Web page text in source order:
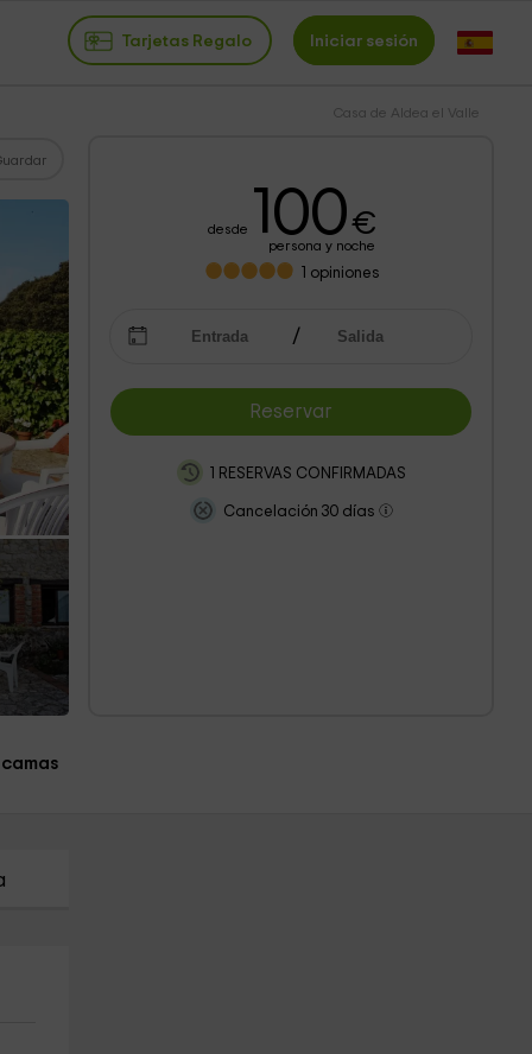
Tarjetas Regalo Iniciar sesión
Casa de Aldea el Valle
desde 100€
persona y noche
1 opiniones
Reservar
1 RESERVAS CONFIRMADAS
Cancelación 30 días
camas